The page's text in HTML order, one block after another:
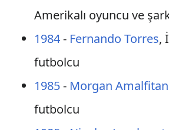
Amerikalı oyuncu ve
1984- Fernando Torres,
futbolcu
1985- Morgan
futbolcu